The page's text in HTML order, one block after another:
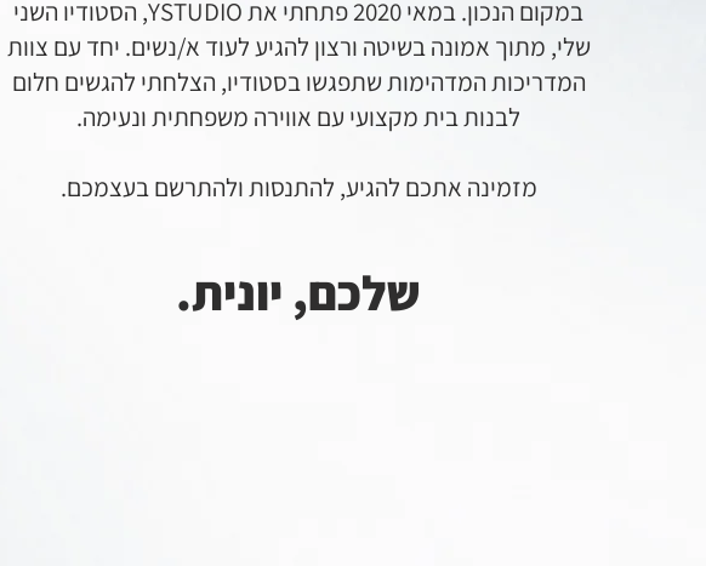
במקום הנכון. במאי 2020 פתחתי את YSTUDIO, הסטודיו השני
שלי, מתוך אמונה בשיטה ורצון להגיע לעוד א/נשים. יחד עם צוות
המדריכות המדהימות שתפגשו בסטודיו, הצלחתי להגשים חלום
לבנות בית מקצועי עם אווירה משפחתית ונעימה.
מזמינה אתכם להגיע, להתנסות ולהתרשם בעצמכם.
שלכם, יונית.